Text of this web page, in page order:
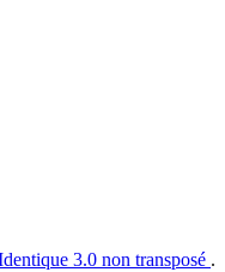
3.0 non transposé .